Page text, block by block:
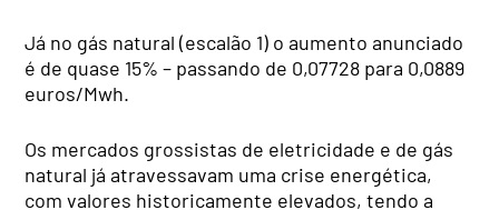
Já no gás natural (escalão 1) o aumento anunciado
é de quase 15% – passando de 0,07728 para 0,0889
euros/Mwh.
Os mercados grossistas de eletricidade e de gás
natural já atravessavam uma crise energética,
com valores historicamente elevados, tendo a